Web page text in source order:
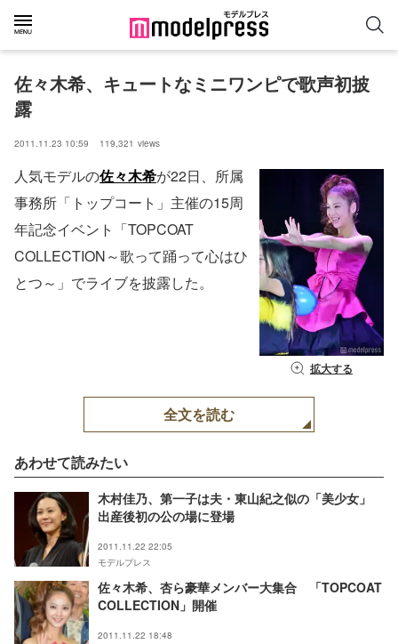
佐々木希、キュートなミニワンピで歌声初披
露
2011.11.23 10:59 119,321 views
拡大する
人気モデルの佐々木希が22日、所属
事務所「トップコート」主催の15周
年記念イベント「TOPCOAT
COLLECTION～歌って踊って心はひ
とつ～」でライブを披露した。
全文を読む
あわせて読みたい
木村佳乃、第一子は夫・東山紀之似の「美少女」
出産後初の公の場に登場
2011.11.22 22:05
モデルプレス
佐々木希、杏ら豪華メンバー大集合 「TOPCOAT
COLLECTION」開催
2011.11.22 18:48